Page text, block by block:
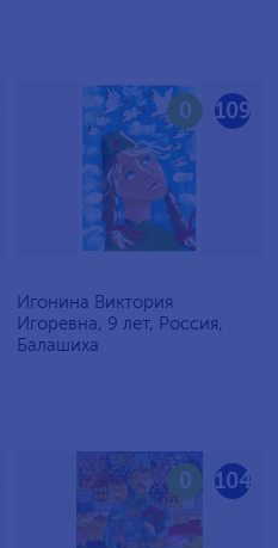
109
0
Игонина Виктория
Игоревна, 9 лет, Россия,
Балашиха
104
0